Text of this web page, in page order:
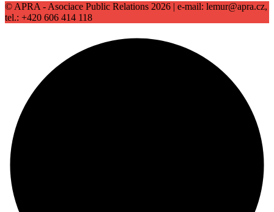
© APRA - Asociace Public Relations 2026 | e-mail: lemur@apra.cz,
tel.: +420 606 414 118